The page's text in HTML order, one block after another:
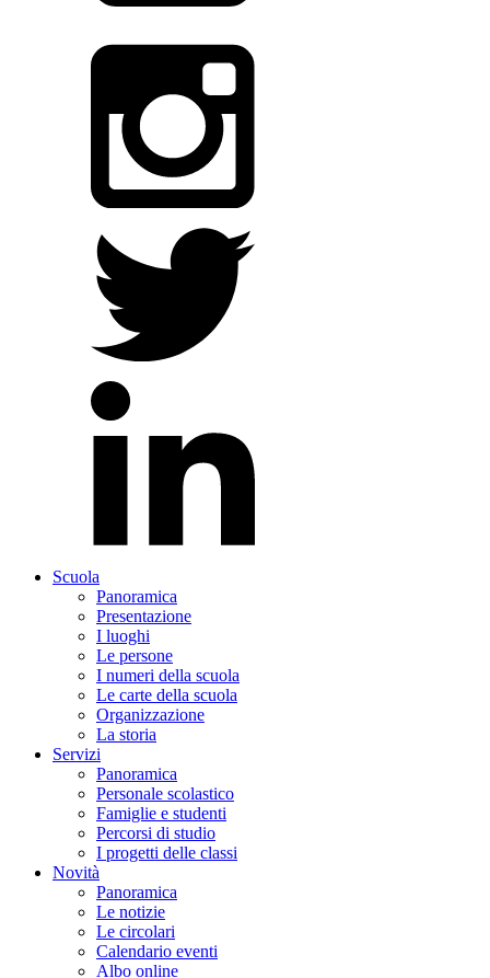
Scuola
Panoramica
Presentazione
I luoghi
Le persone
I numeri della scuola
Le carte della scuola
Organizzazione
La storia
Servizi
Panoramica
Personale scolastico
Famiglie e studenti
Percorsi di studio
I progetti delle classi
Novità
Panoramica
Le notizie
Le circolari
Calendario eventi
Albo online